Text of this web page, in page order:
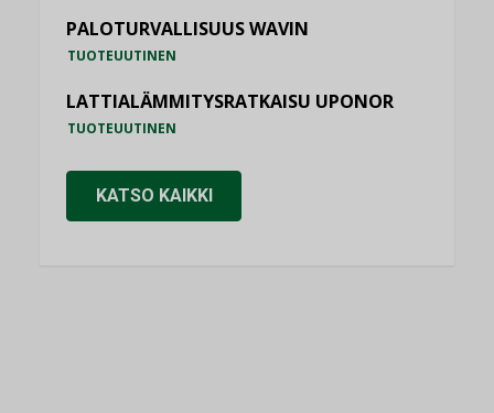
PALOTURVALLISUUS WAVIN
TUOTEUUTINEN
LATTIALÄMMITYSRATKAISU UPONOR
TUOTEUUTINEN
KATSO KAIKKI